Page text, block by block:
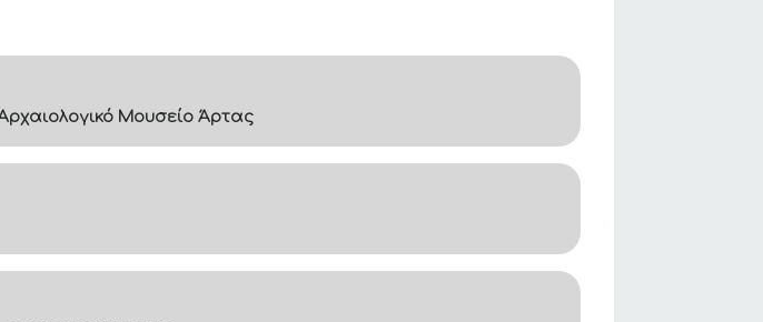
Μουσείο Άρτας